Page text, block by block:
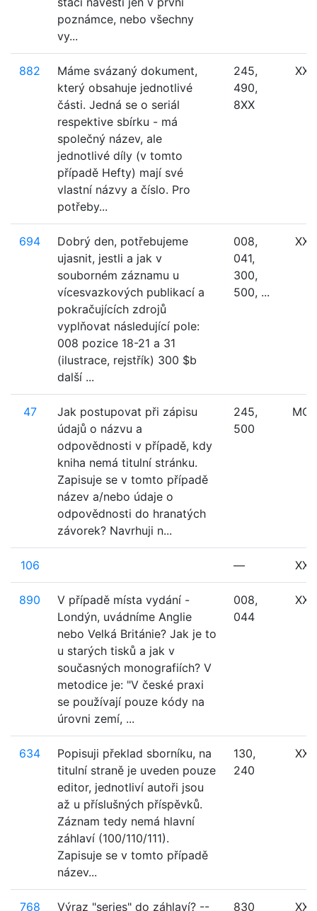
poznámce, nebo všechny
vy...
882
Máme svázaný dokument,
který obsahuje jednotlivé
části. Jedná se o seriál
respektive sbírku - má
společný název, ale
jednotlivé díly (v tomto
případě Hefty) mají své
vlastní názvy a číslo. Pro
potřeby...
245,
490,
8XX
XXX
694
Dobrý den, potřebujeme
ujasnit, jestli a jak v
souborném záznamu u
vícesvazkových publikací a
pokračujících zdrojů
vyplňovat následující pole:
008 pozice 18-21 a 31
(ilustrace, rejstřík) 300 $b
další ...
008,
041,
300,
500, ...
XXX
47
Jak postupovat při zápisu
údajů o názvu a
odpovědnosti v případě, kdy
kniha nemá titulní stránku.
Zapisuje se v tomto případě
název a/nebo údaje o
odpovědnosti do hranatých
závorek? Navrhuji n...
245,
500
106 — XXX
890
V případě místa vydání -
Londýn, uvádníme Anglie
nebo Velká Británie? Jak je to
u starých tisků a jak v
současných monografiích? V
metodice je: "V české praxi
se používají pouze kódy na
úrovni zemí, ...
008,
044
XXX
634
Popisuji překlad sborníku, na
titulní straně je uveden pouze
editor, jednotliví autoři jsou
až u příslušných příspěvků.
Záznam tedy nemá hlavní
záhlaví (100/110/111).
Zapisuje se v tomto případě
název...
130,
240
XXX
768
Výraz "series" do záhlaví? --
830 XXX